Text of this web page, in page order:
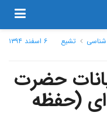
۶ اسفند ۱۳۹۴
تشیع
حضرت
ای (حفظه